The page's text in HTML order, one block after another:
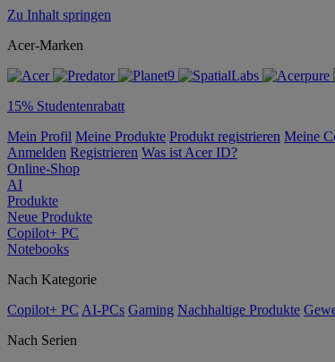
Zu Inhalt springen
Acer-Marken
15% Studentenrabatt
Mein Profil Meine Produkte Produkt registrieren Meine
Anmelden Registrieren Was ist Acer ID?
Online-Shop
AI
Produkte
Neue Produkte
Copilot+ PC
Notebooks
Nach Kategorie
Copilot+ PC AI-PCs Gaming Nachhaltige Produkte
Nach Serien